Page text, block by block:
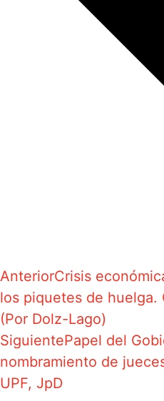
AnteriorCrisis
los piquetes de huelga.
(Por Dolz-Lago)
SiguientePapel del
nombramiento de
UPF, JpD